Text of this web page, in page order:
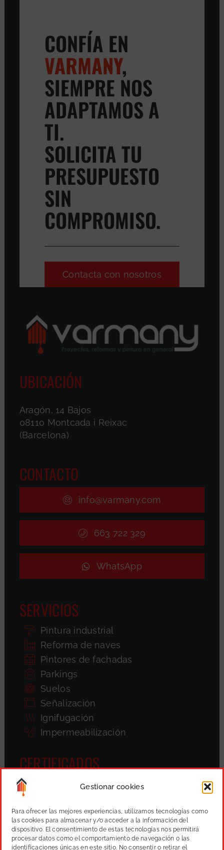
Gestionar cookies
Para ofrecer las mejores experiencias, utilizamos tecnologías como
las cookies para almacenar y/o acceder a la información del
dispositivo. El consentimiento de estas tecnologías nos permitirá
procesar datos como el comportamiento de navegación o las
identificaciones únicas en este sitio. No consentir o retirar el
CONFÍA EN
VARMANY,
SIEMPRE NOS
ADAPTAMOS A
TI.
SOLICITA TU
PRESUPUESTO
SIN
COMPROMISO.
Contacta con nosotros
UBICACIÓN
Aragón, 14 Bajos
08110 Montcada i Reixac
(Barcelona)
CONTACTO
info@varmany.com
663 722 329
WhatsApp
SERVICIOS
Pintura industrial
Reforma de naves
Pintores de fachadas
Parkings
Suelos
Señalización
Ignifugación
Impermeabilización
CERTIFICADOS